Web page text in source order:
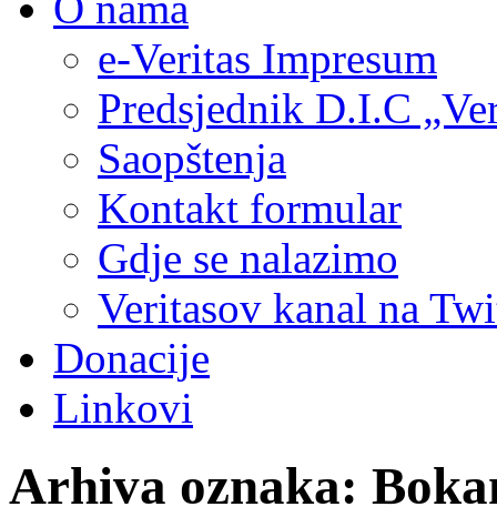
e-Veritas Impresum
Predsjednik D.I.C
Saopštenja
Kontakt formular
Gdje se nalazimo
Veritasov kanal na
Donacije
Linkovi
Arhiva oznaka: